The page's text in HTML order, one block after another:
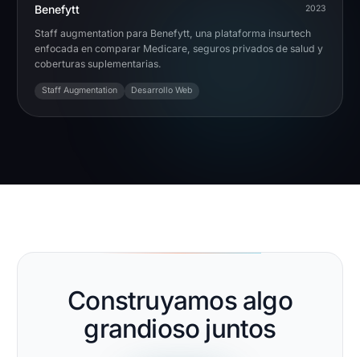
Benefytt 2023
Staff augmentation para Benefytt, una plataforma insurtech
enfocada en comparar Medicare, seguros privados de salud y
coberturas suplementarias.
Staff Augmentation Desarrollo Web
Construyamos algo
grandioso juntos